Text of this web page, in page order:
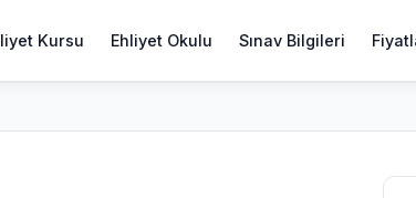
Kursu Ehliyet Okulu Sınav Bilgileri